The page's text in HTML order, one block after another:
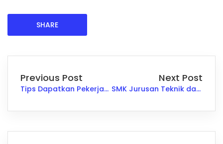
SHARE
Previous Post
Tips Dapatkan Pekerjaan Bagus Tanpa Gelar Sarjana Ini Kuncinya
Next Post
SMK Jurusan Teknik dan Bisnis Sepeda Motor: Tugas Pelajaran dan Peluang Kerja